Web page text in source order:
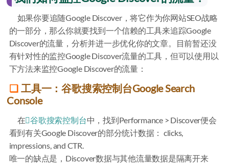
如果你要追随Google Discover，将它作为你网站SEO战略
的一部分，那么你就要找到一个信赖的工具来追踪Google
Discover的流量，分析并进一步优化你的文章。目前暂还没
有针对性的监控Google Discover流量的工具，但可以使用以
下方法来监控Google Discover的流量：
工具一：谷歌搜索控制台Google Search
Console
在 谷歌搜索控制台中，找到Performance > Discover便会
看到有关Google Discover的部分统计数据： clicks,
impressions, and CTR.
唯一的缺点是，Discover数据与其他流量数据是隔离开来